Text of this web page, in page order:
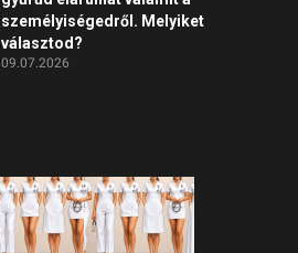
személyiségedről. Melyiket
választod?
09.07.2026